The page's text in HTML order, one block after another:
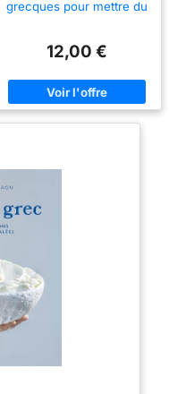
grecques pour mettre du
12,00 €